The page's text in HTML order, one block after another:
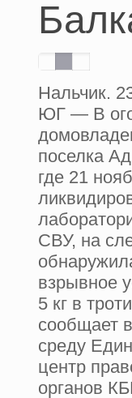
Нальчик.
ЮГ — В
поселка
где 21
СВУ, на
взрывное
5 кг в
сообщает в
среду
центр
органов